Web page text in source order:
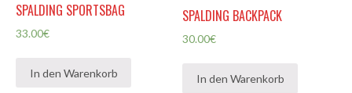
SPALDING SPORTSBAG
33.00€
In den Warenkorb
SPALDING BACKPACK
30.00€
In den Warenkorb